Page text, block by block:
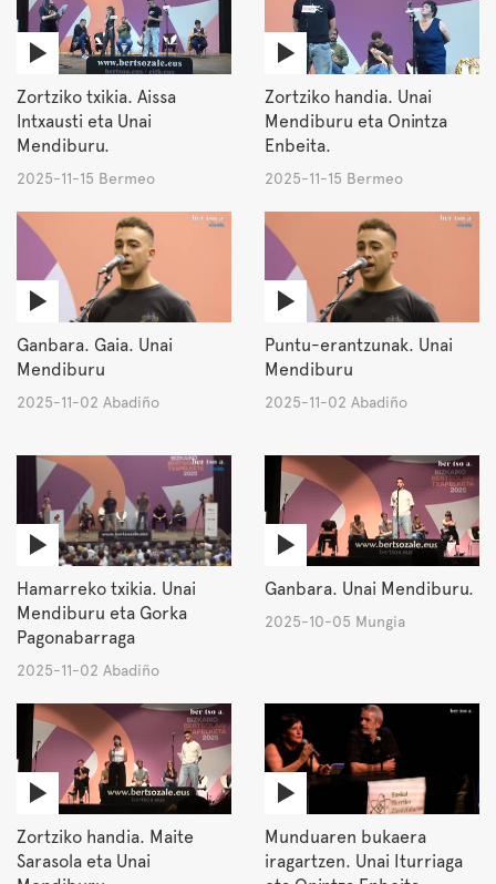
Zortziko txikia. Aissa
Intxausti eta Unai
Mendiburu.
2025-11-15 Bermeo
Zortziko handia. Unai
Mendiburu eta Onintza
Enbeita.
2025-11-15 Bermeo
Ganbara. Gaia. Unai
Mendiburu
2025-11-02 Abadiño
Puntu-erantzunak. Unai
Mendiburu
2025-11-02 Abadiño
Hamarreko txikia. Unai
Mendiburu eta Gorka
Pagonabarraga
2025-11-02 Abadiño
Ganbara. Unai Mendiburu.
2025-10-05 Mungia
Zortziko handia. Maite
Sarasola eta Unai
Munduaren bukaera
iragartzen. Unai Iturriaga